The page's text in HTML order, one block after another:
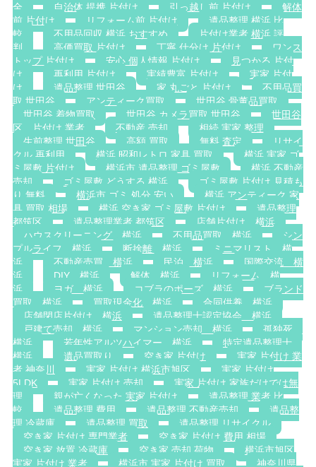
全
自治体 提携 片付け 引っ越し前 片付け
解体
前 片付け
リフォーム前 片付け
遺品整理 横浜 比
較
不用品回収 横浜 おすすめ
片付け業者 横浜 評
判
高価買取 片付け 丁寧 仕分け 片付け
ワンス
トップ 片付け
安心 個人情報 片付け
見つかる 片付
け
再利用 片付け 実績豊富 片付け
実家 片付
け
遺品整理 世田谷 家 丸ごと 片付け
不用品買
取 世田谷
アンティーク買取
世田谷 骨董品買取
世田谷 着物買取
世田谷 カメラ買取 世田谷
世田谷
区 片付け 業者
不動産 売却
相続 実家 整理
生前整理 世田谷
高額 買取 無料 査定
リサイ
クル 再利用
横浜 昭和レトロ 家具 買取
横浜 実家 ゴ
ミ屋敷 片付け
横浜市 遺品整理 ゴミ屋敷
横浜 不動産
売却
ゴミ屋敷 どうする 横浜
ゴミ屋敷 片付け 見積も
り 無料
横浜市 ゴミ 処分 安い
横浜 アンティーク 家
具 買取 相場
横浜 空き家 ゴミ屋敷 片付け
遺品整理
都筑区
遺品整理業者 都筑区
店舗片付け 横浜
ハウスクリーニング 横浜
不用品買取 横浜
シン
プルライフ 横浜
断捨離 横浜
ミニマリスト 横
浜
不動産売買 横浜 民泊 横浜
国際交流 横
浜
DIY 横浜 解体 横浜
リフォーム 横
浜
ヨガ 横浜 コブラのポーズ 横浜
ブランド
買取 横浜
買取現金化 横浜
合同供養 横浜
店舗閉店片付け 横浜
遺品整理士認定協会 横浜
戸建て売却 横浜
マンション売却 横浜
孤独死
横浜
若年性アルツハイマー 横浜
特定遺品整理士
横浜
遺品買取り 空き家 片付け
実家 片付け 業
者 神奈川
実家 片付け 横浜市旭区
実家 片付け
5LDK
実家 片付け 売却
実家 片付け 家族だけでは無
理
親が亡くなった 実家 片付け
遺品整理 業者 比
較
遺品整理 費用 遺品整理 不動産売却
遺品整
理 冷蔵庫
遺品整理 買取
遺品整理 リサイクル
空き家 片付け 専門業者
空き家 片付け 費用 相場
空き家 放置 冷蔵庫
空き家 売却 荷物
横浜市旭区
実家 片付け 業者
横浜市 実家 片付け 買取 神奈川県